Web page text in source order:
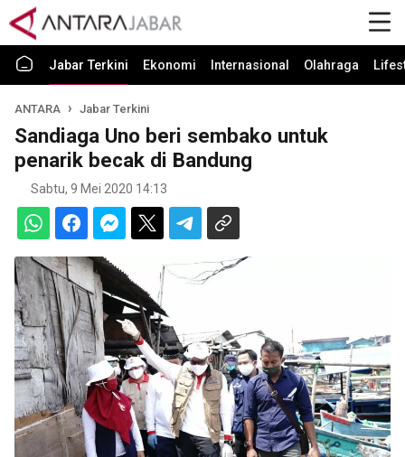
Jabar Terkini Ekonomi Internasional Olahraga
ANTARA Jabar Terkini
Sandiaga Uno beri sembako untuk
penarik becak di Bandung
Sabtu, 9 Mei 2020 14:13